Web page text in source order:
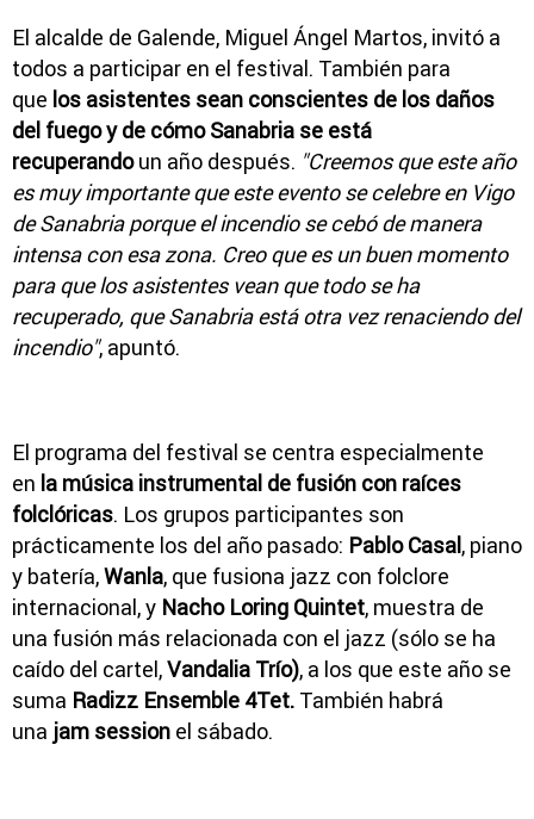
El alcalde de Galende, Miguel Ángel Martos, invitó a
todos a participar en el festival. También para
que los asistentes sean conscientes de los daños
del fuego y de cómo Sanabria se está
recuperandoun año después. "Creemos que este año
es muy importante que este evento se celebre en Vigo
de Sanabria porque el incendio se cebó de manera
intensa con esa zona. Creo que es un buen momento
para que los asistentes vean que todo se ha
recuperado, que Sanabria está otra vez renaciendo del
incendio", apuntó.
El programa del festival se centra especialmente
en la música instrumental de fusión con raíces
folclóricas. Los grupos participantes son
prácticamente los del año pasado: Pablo Casal, piano
y batería,Wanla, que fusiona jazz con folclore
internacional, y Nacho Loring Quintet, muestra de
una fusión más relacionada con el jazz (sólo se ha
caído del cartel,Vandalia Trío), a los que este año se
suma Radizz Ensemble 4Tet. También habrá
una jam session el sábado.